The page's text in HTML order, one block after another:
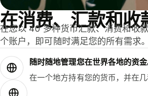
在消费、汇款和收
在您以 40 多种货币汇款、消费和收
个账户，即可随时满足您的所有需求。
随时随地管理您在世界各地的资金
在一个地方持有您的货币，并在几